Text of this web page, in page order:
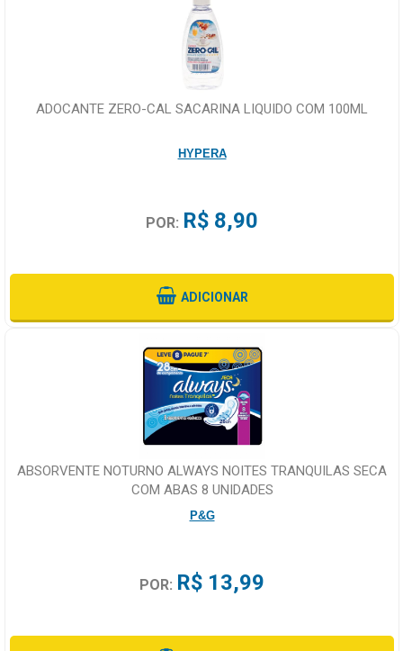
ADOCANTE ZERO-CAL SACARINA LIQUIDO COM 100ML
HYPERA
POR: R$ 8,90
ADICIONAR
ABSORVENTE NOTURNO ALWAYS NOITES TRANQUILAS SECA
COM ABAS 8 UNIDADES
P&G
POR: R$ 13,99